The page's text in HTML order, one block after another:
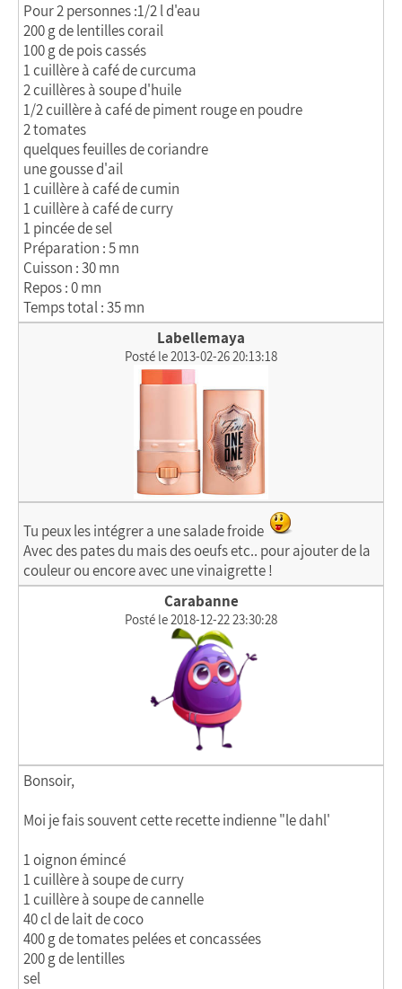
Pour 2 personnes :1/2 l d'eau
200 g de lentilles corail
100 g de pois cassés
1 cuillère à café de curcuma
2 cuillères à soupe d'huile
1/2 cuillère à café de piment rouge en poudre
2 tomates
quelques feuilles de coriandre
une gousse d'ail
1 cuillère à café de cumin
1 cuillère à café de curry
1 pincée de sel
Préparation : 5 mn
Cuisson : 30 mn
Repos : 0 mn
Temps total : 35 mn
Labellemaya
Posté le 2013-02-26 20:13:18
Tu peux les intégrer a une salade froide
Avec des pates du mais des oeufs etc.. pour ajouter de la
couleur ou encore avec une vinaigrette !
Carabanne
Posté le 2018-12-22 23:30:28
Bonsoir,
Moi je fais souvent cette recette indienne "le dahl'
1 oignon émincé
1 cuillère à soupe de curry
1 cuillère à soupe de cannelle
40 cl de lait de coco
400 g de tomates pelées et concassées
200 g de lentilles
sel